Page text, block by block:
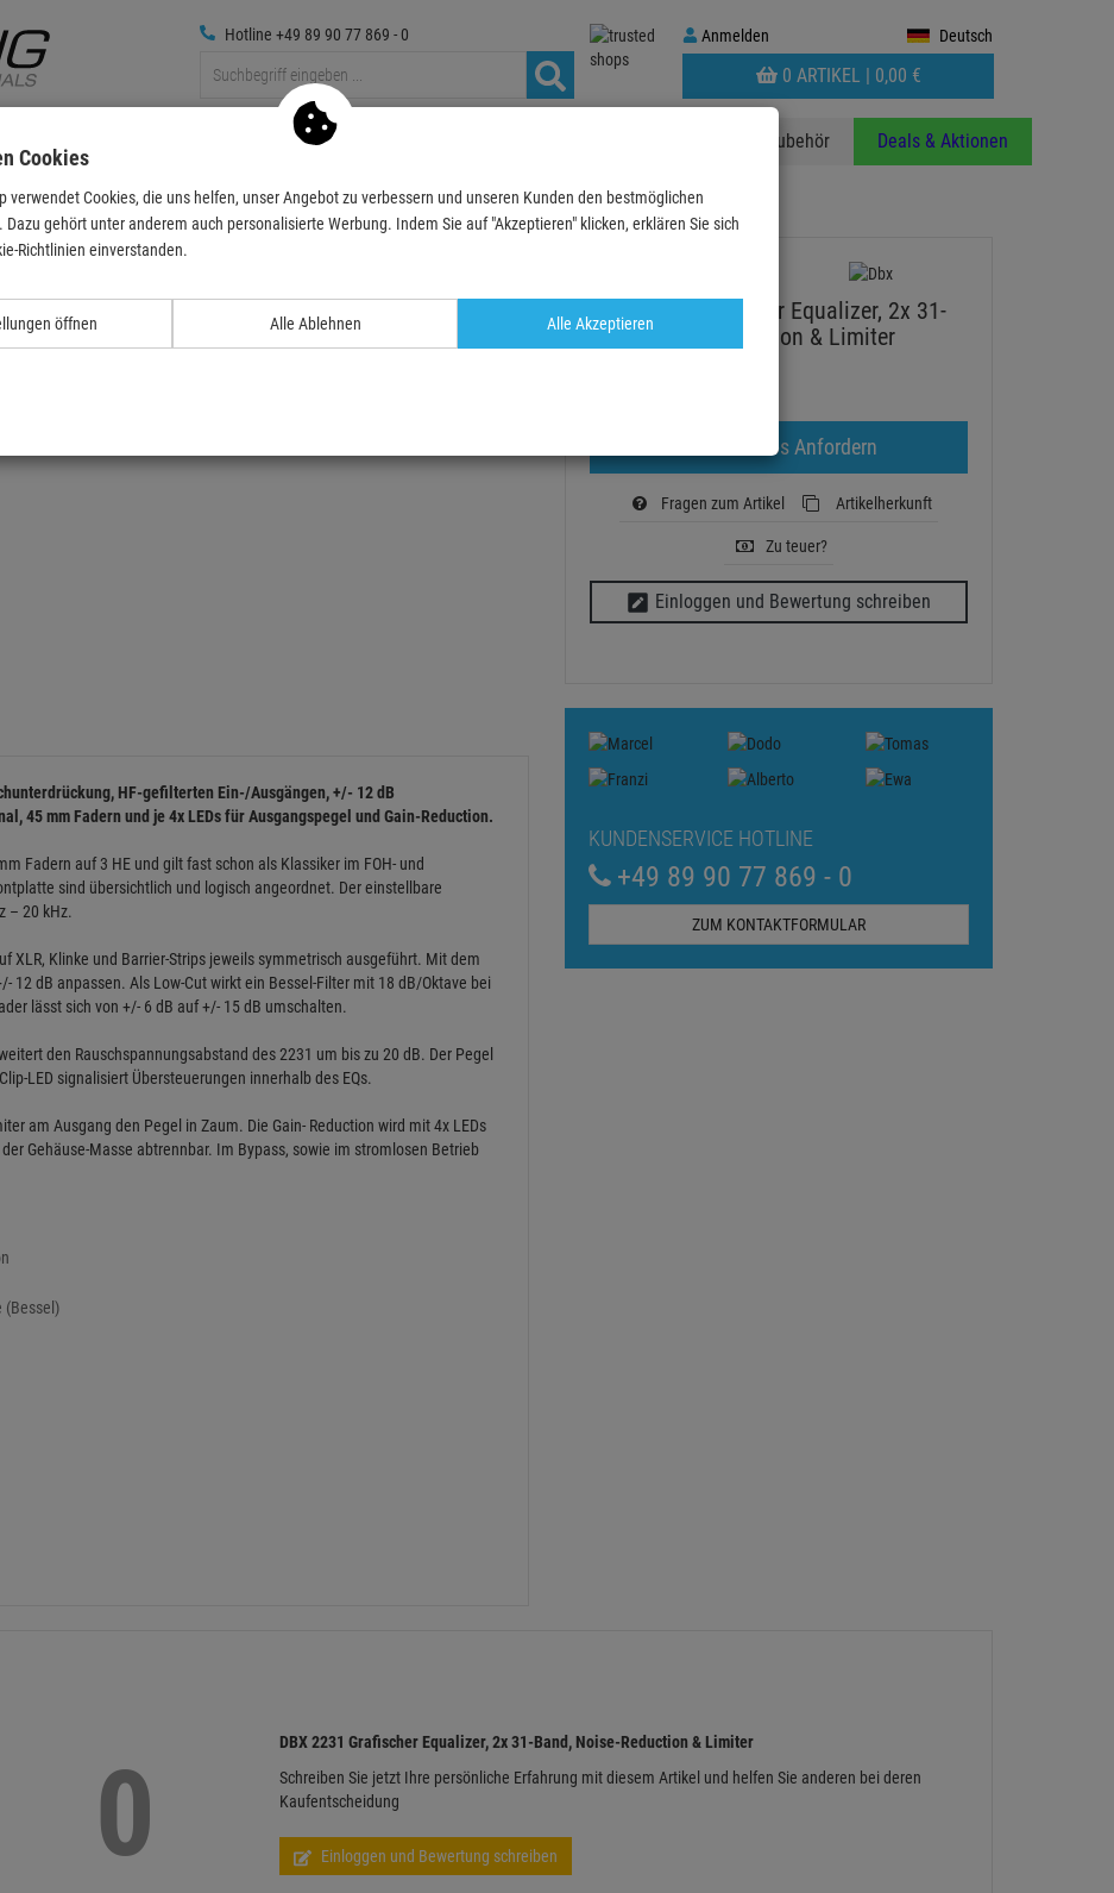
Anmelden
Anmelden Deutsch
WARENKORB
AUFKLAPPEN
0 ARTIKEL | 0,00 €
Hotline +49 89 90 77 869 - 0
Medientechnik Zubehör Deals & Aktionen
Equalizer DBX 2231 Grafischer Equalizer, 2x 31-Band, Noise-…
DBX 2231 Grafischer Equalizer, 2x 31-
Band, Noise-Reduction & Limiter
Weitere Infos Anfordern
Fragen zum Artikel Artikelherkunft
Zu teuer?
Einloggen und Bewertung schreiben
HF-gefilterten Ein-/Ausgängen, +/- 12 dB
45 mm Fadern und je 4x LEDs für Ausgangspegel und Gain-Reduction.
Fadern auf 3 HE und gilt fast schon als Klassiker im FOH- und
sind übersichtlich und logisch angeordnet. Der einstellbare
– 20 kHz.
XLR, Klinke und Barrier-Strips jeweils symmetrisch ausgeführt. Mit dem
12 dB anpassen. Als Low-Cut wirkt ein Bessel-Filter mit 18 dB/Oktave bei
lässt sich von +/- 6 dB auf +/- 15 dB umschalten.
den Rauschspannungsabstand des 2231 um bis zu 20 dB. Der Pegel
LED signalisiert Übersteuerungen innerhalb des EQs.
am Ausgang den Pegel in Zaum. Die Gain- Reduction wird mit 4x LEDs
Gehäuse-Masse abtrennbar. Im Bypass, sowie im stromlosen Betrieb
(Bessel)
KUNDENSERVICE HOTLINE
+49 89 90 77 869 - 0
ZUM KONTAKTFORMULAR
0
DBX 2231 Grafischer Equalizer, 2x 31-Band, Noise-Reduction & Limiter
Schreiben Sie jetzt Ihre persönliche Erfahrung mit diesem Artikel und helfen Sie anderen bei deren
Kaufentscheidung
Einloggen und Bewertung schreiben
Cookies
verwendet Cookies, die uns helfen, unser Angebot zu verbessern und unseren Kunden den bestmöglichen
Dazu gehört unter anderem auch personalisierte Werbung. Indem Sie auf "Akzeptieren" klicken, erklären Sie sich
Richtlinien einverstanden.
öffnen Alle Ablehnen Alle Akzeptieren